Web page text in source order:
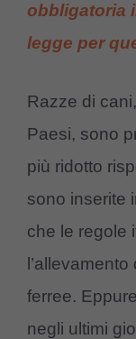
obbligatoria
legge per
Razze di
Paesi, sono
più ridotto
sono inserite
che le regole
ferree.
negli ultimi